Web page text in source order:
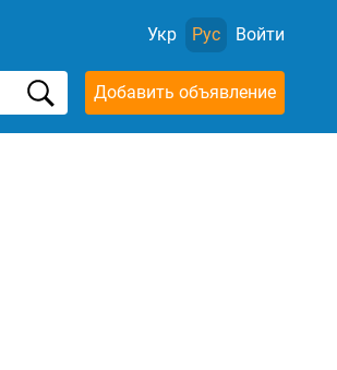
Укр Рус Войти
Добавить объявление